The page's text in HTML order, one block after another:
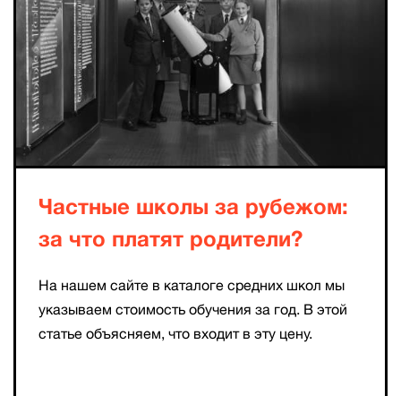
Частные школы за рубежом:
за что платят родители?
На нашем сайте в каталоге средних школ мы
указываем стоимость обучения за год. В этой
статье объясняем, что входит в эту цену.